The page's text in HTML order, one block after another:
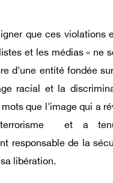
que ces violations
et les médias « ne
d'une entité fondée
racial et la
que l'image qui a
et a tenu
responsable de la
libération.